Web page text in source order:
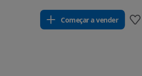
Começar a vender